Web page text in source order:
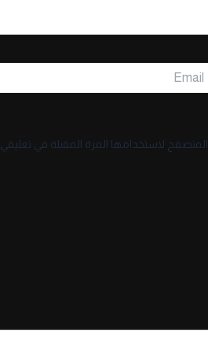
لاستخدامها المرة المقبلة في تعليقي.